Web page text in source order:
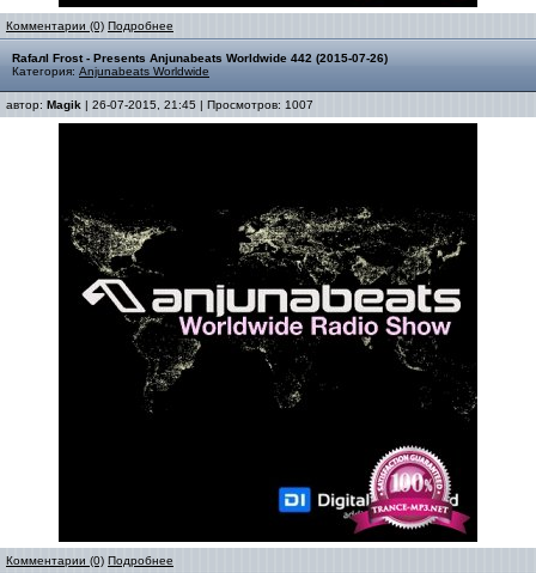
Комментарии (0) Подробнее
Rafaлl Frost - Presents Anjunabeats Worldwide 442 (2015-07-26)
Категория: Anjunabeats Worldwide
автор: Magik | 26-07-2015, 21:45 | Просмотров: 1007
Комментарии (0) Подробнее